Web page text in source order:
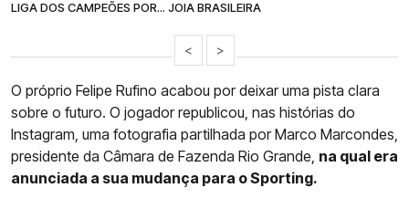
LIGA DOS CAMPEÕES POR... JOIA BRASILEIRA
< >
O próprio Felipe Rufino acabou por deixar uma pista clara
sobre o futuro. O jogador republicou, nas histórias do
Instagram, uma fotografia partilhada por Marco Marcondes,
presidente da Câmara de Fazenda Rio Grande, na qual era
anunciada a sua mudança para o Sporting.